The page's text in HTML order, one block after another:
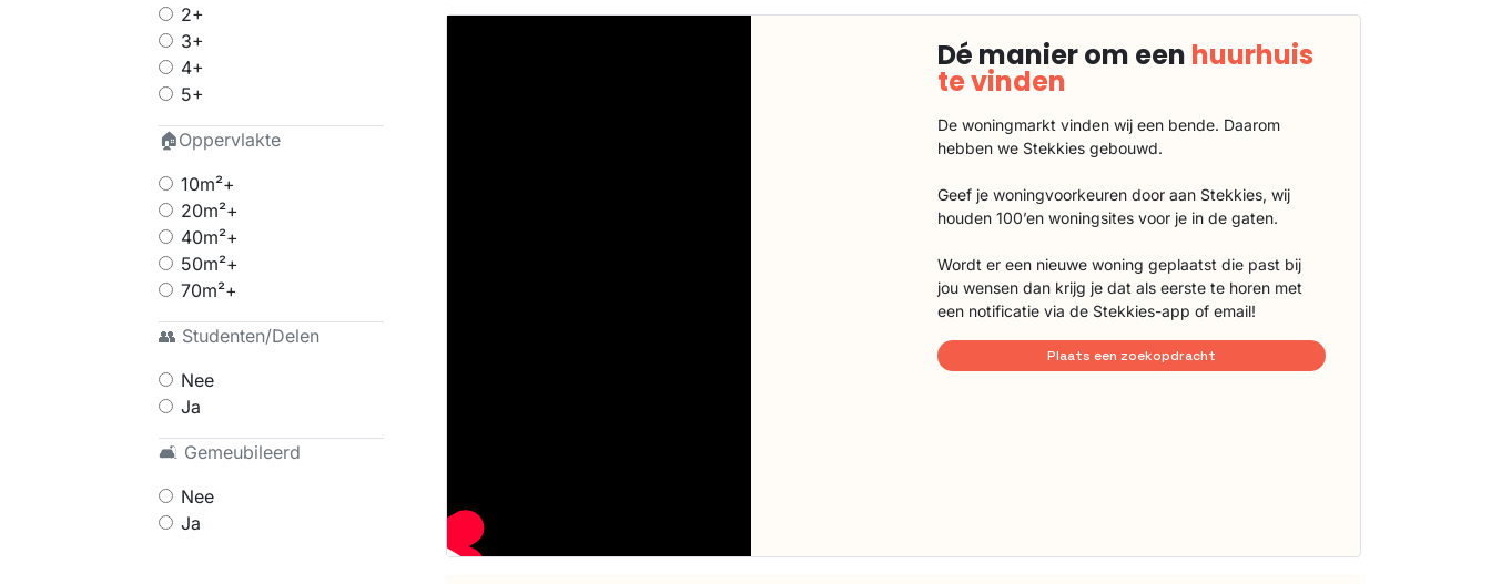
2+
3+
4+
5+
🏠Oppervlakte
10m²+
20m²+
40m²+
50m²+
70m²+
👥 Studenten/Delen
Nee
Ja
🛋 Gemeubileerd
Nee
Ja
Dé manier om een huurhuis
te vinden
De woningmarkt vinden wij een bende. Daarom
hebben we Stekkies gebouwd.
Geef je woningvoorkeuren door aan Stekkies, wij
houden 100’en woningsites voor je in de gaten.
Wordt er een nieuwe woning geplaatst die past bij
jou wensen dan krijg je dat als eerste te horen met
een notificatie via de Stekkies-app of email!
Plaats een zoekopdracht